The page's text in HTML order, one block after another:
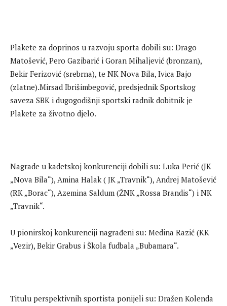
Plakete za doprinos u razvoju sporta dobili su: Drago
Matošević, Pero Gazibarić i Goran Mihaljević (bronzan),
Bekir Ferizović (srebrna), te NK Nova Bila, Ivica Bajo
(zlatne).Mirsad Ibrišimbegović, predsjednik Sportskog
saveza SBK i dugogodišnji sportski radnik dobitnik je
Plakete za životno djelo.
Nagrade u kadetskoj konkurenciji dobili su: Luka Perić (JK
„Nova Bila“), Amina Halak ( JK „Travnik“), Andrej Matošević
(RK „Borac“), Azemina Saldum (ŽNK „Rossa Brandis“) i NK
„Travnik“.
U pionirskoj konkurenciji nagrađeni su: Medina Razić (KK
„Vezir), Bekir Grabus i Škola fudbala „Bubamara“.
Titulu perspektivnih sportista ponijeli su: Dražen Kolenda